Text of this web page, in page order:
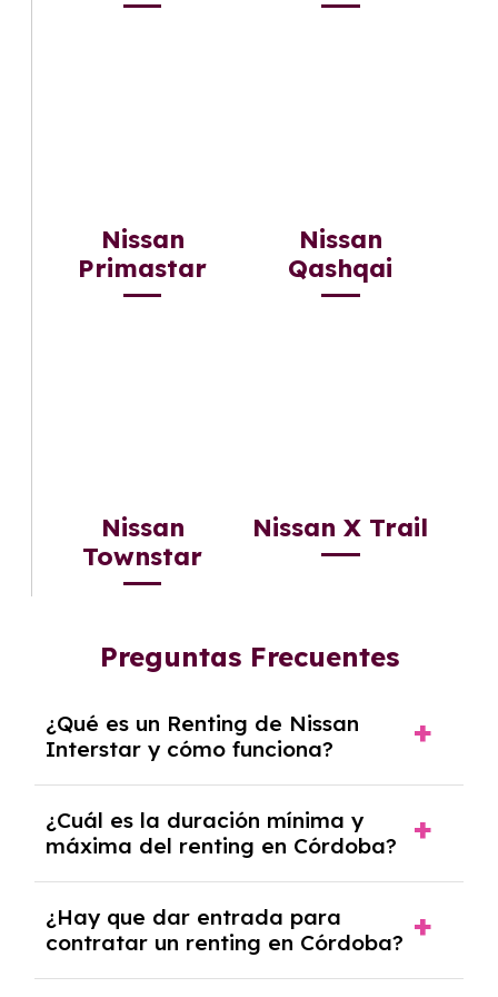
Nissan
Primastar
Nissan
Qashqai
Nissan
Townstar
Nissan X Trail
Preguntas Frecuentes
¿Qué es un Renting de Nissan
Interstar y cómo funciona?
ElRenting de Nissan Interstares una
modalidad de alquiler a medio y largo plazo
Funciona mediante el pago decuotas
mensualesque incluyen todos los gastos
asociados al vehículo, comoreparaciones,
¿Cuál es la duración mínima y
máxima del renting en Córdoba?
La duración de unrentingen Córdoba varía
entre2 y 6 años, dependiendo del modelo del
¿Hay que dar entrada para
contratar un renting en Córdoba?